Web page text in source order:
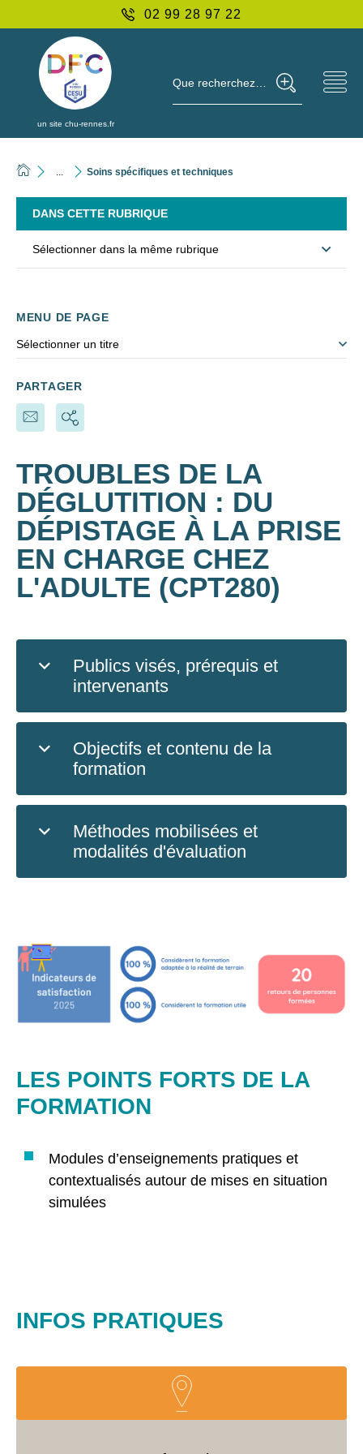
02 99 28 97 22
un site chu-rennes.fr
Que recherchez-vous ?
Soins spécifiques et techniques
DANS CETTE RUBRIQUE
Sélectionner dans la même rubrique
MENU DE PAGE
Sélectionner un titre
PARTAGER
TROUBLES DE LA
DÉGLUTITION : DU
DÉPISTAGE À LA PRISE
EN CHARGE CHEZ
L'ADULTE (CPT280)
Publics visés, prérequis et
intervenants
Objectifs et contenu de la
formation
Méthodes mobilisées et
modalités d'évaluation
LES POINTS FORTS DE LA
FORMATION
Modules d’enseignements pratiques et
contextualisés autour de mises en situation
simulées
INFOS PRATIQUES